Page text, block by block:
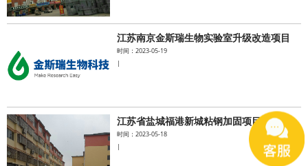
江苏南京金斯瑞生物实验室升级改造项目
时间：2023-05-19
|
江苏省盐城福港新城粘钢加固项目
时间：2023-05-18
|